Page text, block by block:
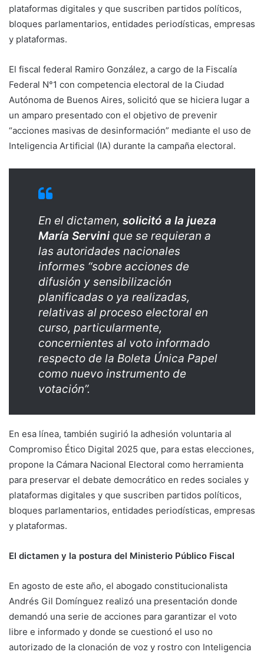
plataformas digitales y que suscriben partidos políticos,
bloques parlamentarios, entidades periodísticas, empresas
y plataformas.
El fiscal federal Ramiro González, a cargo de la Fiscalía
Federal N°1 con competencia electoral de la Ciudad
Autónoma de Buenos Aires, solicitó que se hiciera lugar a
un amparo presentado con el objetivo de prevenir
“acciones masivas de desinformación” mediante el uso de
Inteligencia Artificial (IA) durante la campaña electoral.
En el dictamen, solicitó a la jueza
María Servini que se requieran a
las autoridades nacionales
informes “sobre acciones de
difusión y sensibilización
planificadas o ya realizadas,
relativas al proceso electoral en
curso, particularmente,
concernientes al voto informado
respecto de la Boleta Única Papel
como nuevo instrumento de
votación”.
En esa línea, también sugirió la adhesión voluntaria al
Compromiso Ético Digital 2025 que, para estas elecciones,
propone la Cámara Nacional Electoral como herramienta
para preservar el debate democrático en redes sociales y
plataformas digitales y que suscriben partidos políticos,
bloques parlamentarios, entidades periodísticas, empresas
y plataformas.
El dictamen y la postura del Ministerio Público Fiscal
En agosto de este año, el abogado constitucionalista
Andrés Gil Domínguez realizó una presentación donde
demandó una serie de acciones para garantizar el voto
libre e informado y donde se cuestionó el uso no
autorizado de la clonación de voz y rostro con Inteligencia